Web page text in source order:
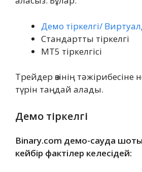
Демо тіркелгі/
Стандартты тіркелгі
MT5 тіркелгісі
Трейдер өзінің тәжірибесіне
түрін таңдай алады.
Демо тіркелгі
Binary.com демо-сауда
кейбір фактілер келесідей: